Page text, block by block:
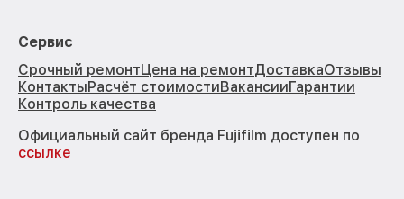
Сервис
Срочный ремонтЦена на ремонтДоставкаОтзывы
КонтактыРасчёт стоимостиВакансииГарантии
Контроль качества
Официальный сайт бренда Fujifilm доступен по
ссылке